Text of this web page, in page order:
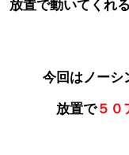
放置で動いてくれ
今回はノーシ
放置で５０